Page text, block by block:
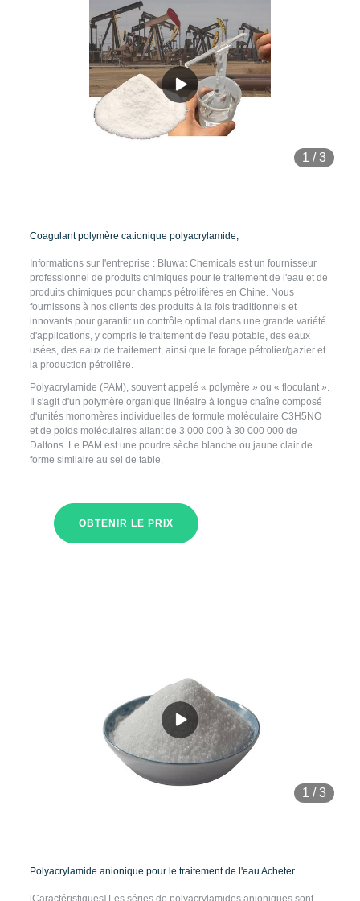
1 /3
Coagulant polymère cationique polyacrylamide,
Informations sur l'entreprise : Bluwat Chemicals est un fournisseur
professionnel de produits chimiques pour le traitement de l'eau et de
produits chimiques pour champs pétrolifères en Chine. Nous
fournissons à nos clients des produits à la fois traditionnels et
innovants pour garantir un contrôle optimal dans une grande variété
d'applications, y compris le traitement de l'eau potable, des eaux
usées, des eaux de traitement, ainsi que le forage pétrolier/gazier et
la production pétrolière.
Polyacrylamide (PAM), souvent appelé « polymère » ou « floculant ».
Il s'agit d'un polymère organique linéaire à longue chaîne composé
d'unités monomères individuelles de formule moléculaire C3H5NO
et de poids moléculaires allant de 3 000 000 à 30 000 000 de
Daltons. Le PAM est une poudre sèche blanche ou jaune clair de
forme similaire au sel de table.
OBTENIR LE PRIX
1 /3
Polyacrylamide anionique pour le traitement de l'eau Acheter